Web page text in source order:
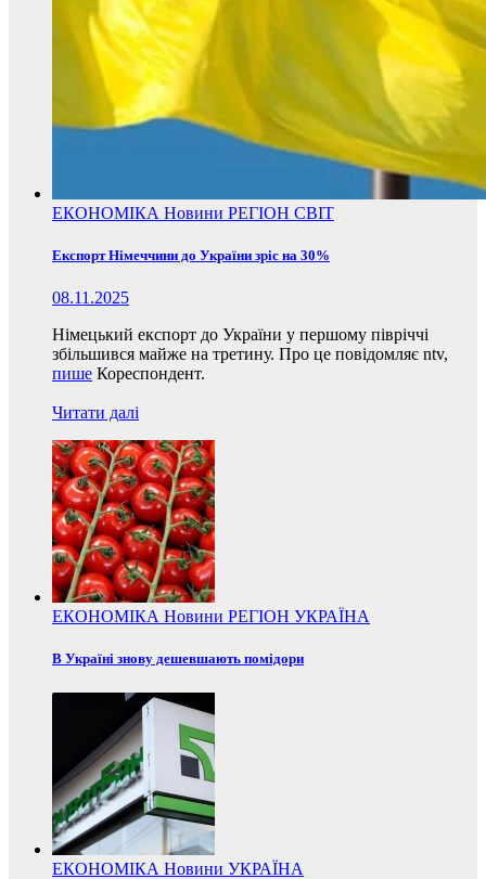
ЕКОНОМІКА Новини РЕГІОН СВІТ
Експорт Німеччини до України зріс на 30%
08.11.2025
Німецький експорт до України у першому півріччі
збільшився майже на третину. Про це повідомляє ntv,
пише Кореспондент.
Читати далі
ЕКОНОМІКА Новини РЕГІОН УКРАЇНА
В Україні знову дешевшають помідори
ЕКОНОМІКА Новини УКРАЇНА